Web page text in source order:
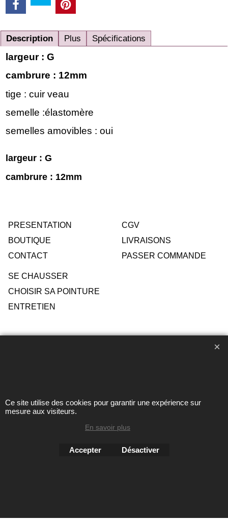
Description Plus Spécifications
largeur : G
cambrure : 12mm
tige : cuir veau
semelle :élastomère
semelles amovibles : oui
largeur : G
cambrure : 12mm
PRESENTATION
BOUTIQUE
CONTACT
CGV
LIVRAISONS
PASSER COMMANDE
SE CHAUSSER
CHOISIR SA POINTURE
ENTRETIEN
avec le logiciel
eCommerce ShopFactory
Ce site utilise des cookies pour garantir une expérience sur
mesure aux visiteurs.
En savoir plus
Accepter Désactiver